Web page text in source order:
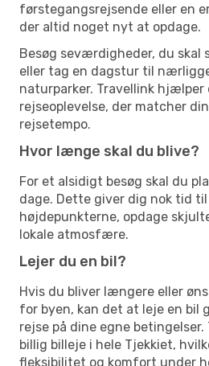
førstegangsrejsende eller en
der altid noget nyt at opdage.
Besøg seværdigheder, du skal
eller tag en dagstur til
naturparker. Travellink hjælper
rejseoplevelse, der matcher
rejsetempo.
Hvor længe skal du blive?
For et alsidigt besøg skal du
dage. Dette giver dig nok tid
højdepunkterne, opdage
lokale atmosfære.
Lejer du en bil?
Hvis du bliver længere eller
for byen, kan det at leje en bil
rejse på dine egne
billig billeje i hele Tjekkiet,
fleksibilitet og komfort under